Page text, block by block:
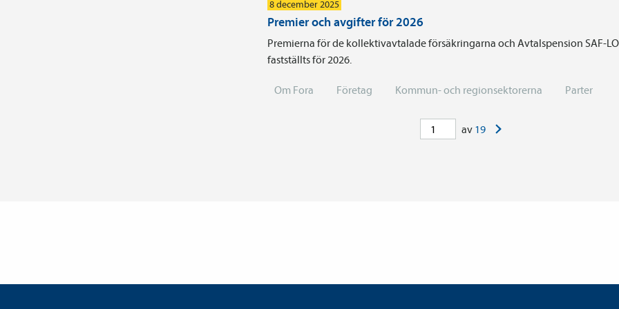
8 december 2025
Premier och avgifter för 2026
Premierna för de kollektivavtalade försäkringarna och Avtalspension SAF-
fastställts för 2026.
Om Fora Företag Kommun- och regionsektorerna Parter
av 19